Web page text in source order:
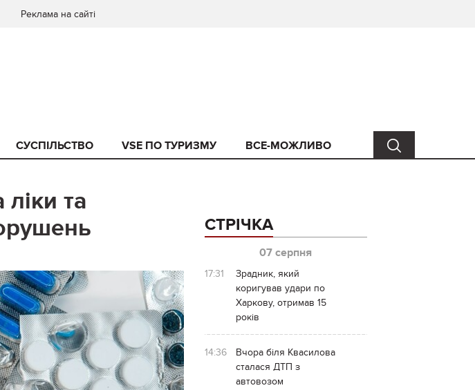
Реклама на сайті
СУСПІЛЬСТВО VSE ПО ТУРИЗМУ ВСЕ-МОЖЛИВО
та
СТРІЧКА
07 серпня
17:31
Зрадник, який
коригував удари по
Харкову, отримав 15
років
14:36
Вчора біля Квасилова
сталася ДТП з
автовозом